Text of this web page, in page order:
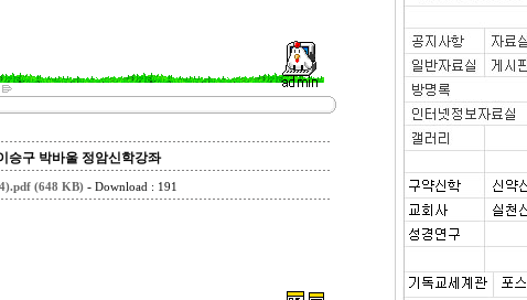
승구 박바울 정암신학강좌
(648 KB)- Download : 191